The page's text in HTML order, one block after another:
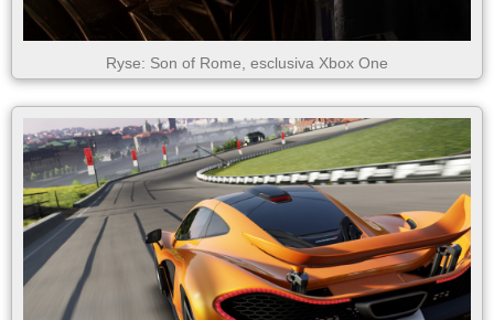
Ryse: Son of Rome, esclusiva Xbox One